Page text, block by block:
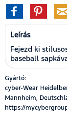
Leírás
Fejezd ki
baseball
Gyártó:
cyber-Wear
Mannheim,
https://